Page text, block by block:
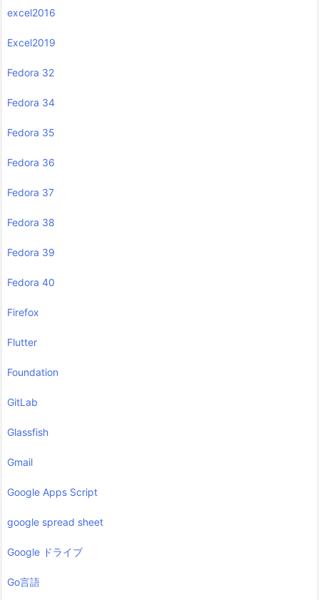
excel2016
Excel2019
Fedora 32
Fedora 34
Fedora 35
Fedora 36
Fedora 37
Fedora 38
Fedora 39
Fedora 40
Firefox
Flutter
Foundation
GitLab
Glassfish
Gmail
Google Apps Script
google spread sheet
Google ドライブ
Go言語